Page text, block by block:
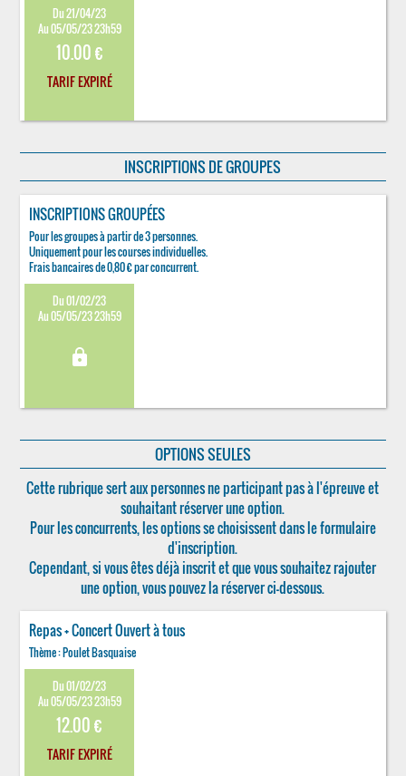
Du 21/04/23
Au 05/05/23 23h59
10.00 €
TARIF EXPIRÉ
INSCRIPTIONS DE GROUPES
INSCRIPTIONS GROUPÉES
Pour les groupes à partir de 3 personnes.
Uniquement pour les courses individuelles.
Frais bancaires de 0,80 € par concurrent.
Du 01/02/23
Au 05/05/23 23h59
lock
OPTIONS SEULES
Cette rubrique sert aux personnes ne participant pas à l'épreuve et
souhaitant réserver une option.
Pour les concurrents, les options se choisissent dans le formulaire
d'inscription.
Cependant, si vous êtes déjà inscrit et que vous souhaitez rajouter
une option, vous pouvez la réserver ci-dessous.
Repas + Concert Ouvert à tous
Thème : Poulet Basquaise
Du 01/02/23
Au 05/05/23 23h59
12.00 €
TARIF EXPIRÉ